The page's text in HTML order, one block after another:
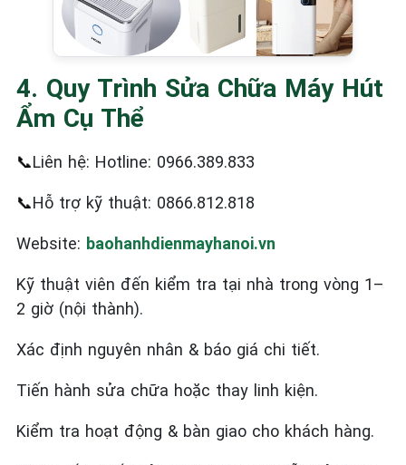
4. Quy Trình Sửa Chữa Máy Hút
Ẩm Cụ Thể
📞Liên hệ: Hotline: 0966.389.833
📞Hỗ trợ kỹ thuật: 0866.812.818
Website: baohanhdienmayhanoi.vn
Kỹ thuật viên đến kiểm tra tại nhà trong vòng 1–
2 giờ (nội thành).
Xác định nguyên nhân & báo giá chi tiết.
Tiến hành sửa chữa hoặc thay linh kiện.
Kiểm tra hoạt động & bàn giao cho khách hàng.